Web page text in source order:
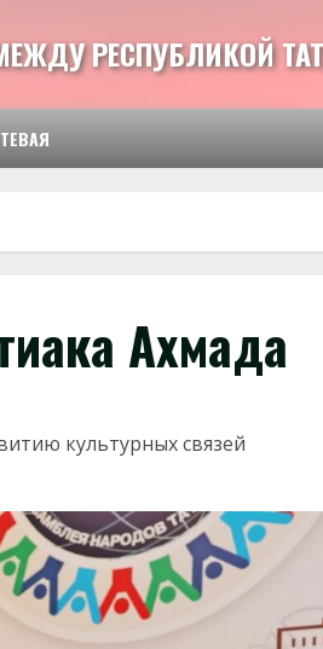
РЕСПУБЛИКОЙ
Ахмада
культурных связей